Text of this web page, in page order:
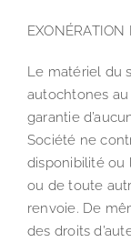
EXONÉRATION
Le matériel du
autochtones
garantie
Société ne
disponibilité ou
ou de toute
renvoie. De
des droits